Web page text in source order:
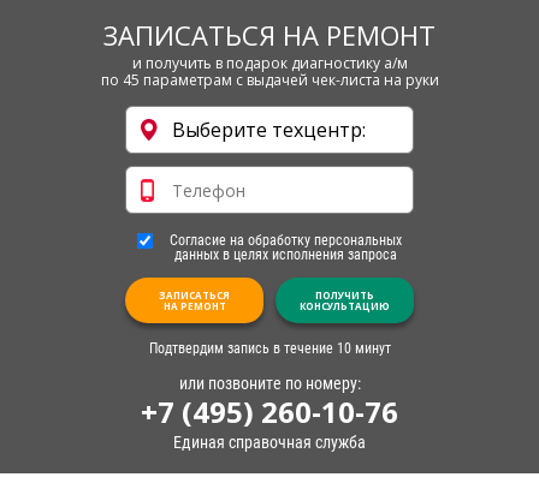
ЗАПИСАТЬСЯ НА РЕМОНТ
и получить в подарок диагностику а/м
по 45 параметрам с выдачей чек-листа на руки
Согласие на обработку персональных
данных в целях исполнения запроса
ЗАПИСАТЬСЯ
НА РЕМОНТ
ПОЛУЧИТЬ
КОНСУЛЬТАЦИЮ
Подтвердим запись в течение 10 минут
или позвоните по номеру:
+7 (495) 260-10-76
Единая справочная служба